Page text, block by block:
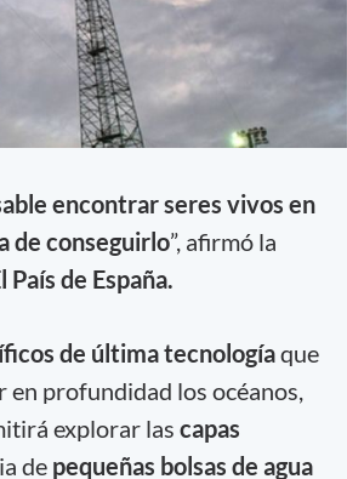
encontrar seres vivos en
de conseguirlo”, afirmó la
de España.
de última tecnologíaque
profundidad los océanos,
explorar las capas
de pequeñas bolsas de agua